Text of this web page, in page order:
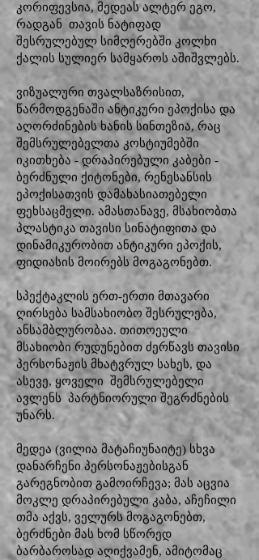
კორიფევსია, მედეას ალტერ ეგო,
რადგან თავის ნატიფად
შესრულებულ სიმღერებში კოლხი
ქალის სულიერ სამყაროს აშიშვლებს.
ვიზუალური თვალსაზრისით,
წარმოდგენაში ანტიკური ეპოქისა და
აღორძინების ხანის სინთეზია, რაც
შემსრულებელთა კოსტიუმებში
იკითხება - დრაპირებული კაბები -
ბერძნული ქიტონები, რენესანსის
ეპოქისათვის დამახასიათებელი
ფეხსაცმელი. ამასთანავე, მსახიობთა
პლასტიკა თავისი სინატიფითა და
დინამიკურობით ანტიკური ეპოქის,
ფიდიასის მოირებს მოგაგონებთ.
სპექტაკლის ერთ-ერთი მთავარი
ღირსება სამსახიობო შესრულება,
ანსამბლურობაა. თითოეული
მსახიობი რუდუნებით ძერწავს თავისი
პერსონაჟის მხატვრულ სახეს, და
ასევე, ყოველი შემსრულებელი
ავლენს პარტნიორული შეგრძნების
უნარს.
მედეა (ვილია მატაჩიუნაიტე) სხვა
დანარჩენი პერსონაჟებისგან
გარეგნობით გამოირჩევა; მას აცვია
მოკლე დრაპირებული კაბა, აჩეჩილი
თმა აქვს, ველურს მოგაგონებთ,
ბერძნები მას ხომ სწორედ
ბარბაროსად აღიქვამენ, ამიტომაც